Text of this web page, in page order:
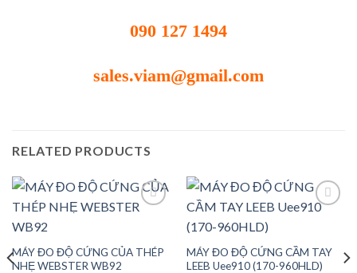
090 127 1494
sales.viam@gmail.com
RELATED PRODUCTS
wishlist
MÁY ĐO ĐỘ CỨNG CỦA THÉP
NHẸ WEBSTER WB92
wishlist
MÁY ĐO ĐỘ CỨNG CẦM TAY
LEEB Uee910 (170-960HLD)